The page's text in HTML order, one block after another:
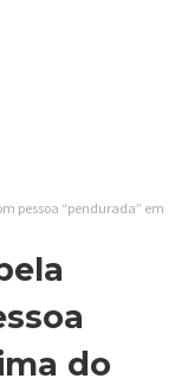
pessoa “pendurada” em
do